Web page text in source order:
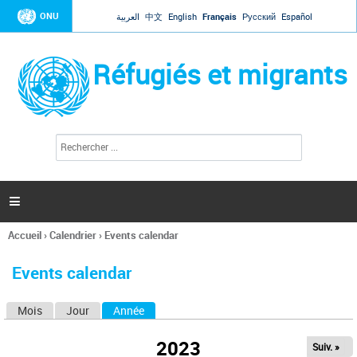
Jump to navigation
ONU العربية 中文 English Français Русский Español
Réfugiés et migrants
l
c
h
e

Vous
ici
Accueil›Calendrier› Events calendar
Events calendar
Mois Jour Année
2023 Suiv. »